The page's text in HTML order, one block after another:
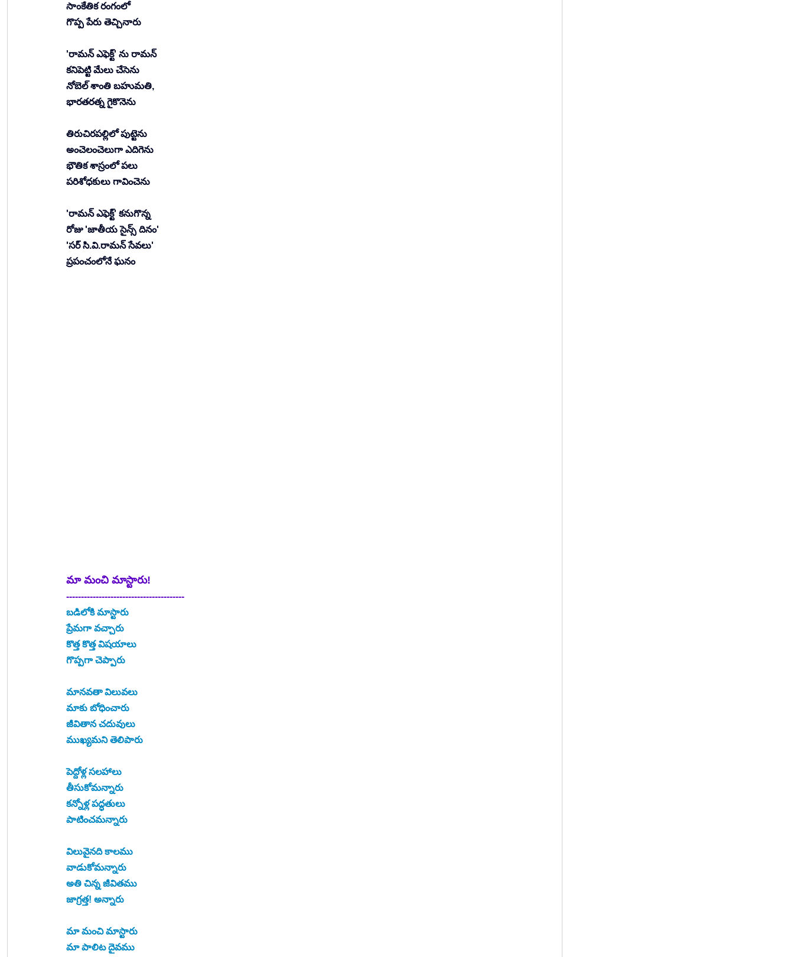
సాంకేతిక రంగంలో
గొప్ప పేరు తెచ్చినారు
'రామన్ ఎఫెక్ట్' ను రామన్
కనిపెట్టి మేలు చేసెను
నోబెల్ శాంతి బహుమతి,
భారతరత్న గైకొనెను
తిరుచిరపల్లిలో పుట్టెను
అంచెలంచెలుగా ఎదిగెను
భౌతిక శాస్రంలో పలు
పరిశోధకులు గావించెను
'రామన్ ఎఫెక్ట్' కనుగొన్న
రోజు 'జాతీయ సైన్స్ దినం'
'సర్ సి.వి.రామన్ సేవలు'
ప్రపంచంలోనే ఘనం
మా మంచి మాస్టారు!
----------------------------------------
బడిలోకి మాస్టారు
ప్రేమగా వచ్చారు
కొత్త కొత్త విషయాలు
గొప్పగా చెప్పారు
మానవతా విలువలు
మాకు బోధించారు
జీవితాన చదువులు
ముఖ్యమని తెలిపారు
పెద్దోళ్ల సలహాలు
తీసుకోమన్నారు
కన్నోళ్ల పద్ధతులు
పాటించమన్నారు
విలువైనది కాలము
వాడుకోమన్నారు
అతి చిన్న జీవితము
జాగ్రత్త! అన్నారు
మా మంచి మాస్టారు
మా పాలిట దైవము